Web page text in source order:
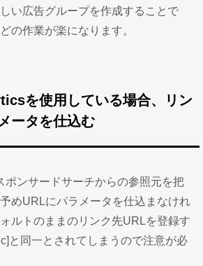
い広告グループを作成することで
の作業が楽になります。
を使用している場合、リン
ータを仕込む
ポンサードサーチからの参照元を把
めURLにパラメータを仕込まなけれ
ルトのままのリンク先URLを登録す
と同一とされてしまうので注意が必